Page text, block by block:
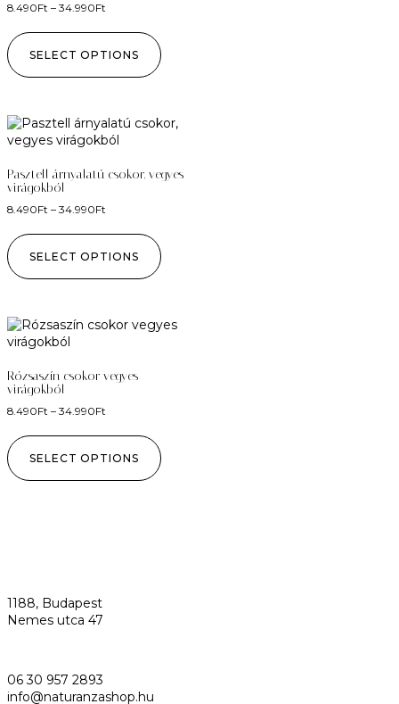
8.490Ft – 34.990Ft
SELECT OPTIONS
Pasztell árnyalatú csokor, vegyes
virágokból
8.490Ft – 34.990Ft
SELECT OPTIONS
Rózsaszín csokor vegyes
virágokból
8.490Ft – 34.990Ft
SELECT OPTIONS
1188, Budapest
Nemes utca 47
06 30 957 2893
info@naturanzashop.hu